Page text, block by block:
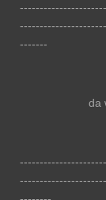
-------
da